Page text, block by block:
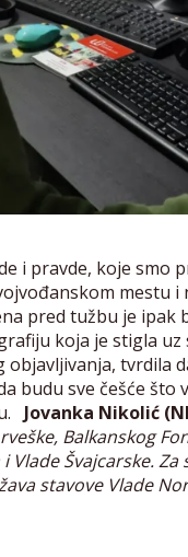
i pravde, koje
mestu
pred tužbu je
koja je stigla
tvrdila
budu sve češće
Jovanka Nikolić
Balkanskog
Vlade Švajcarske.
stavove Vlade